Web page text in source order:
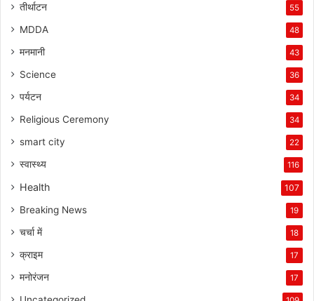
तीर्थाटन 55
MDDA 48
मनमानी 43
Science 36
पर्यटन 34
Religious Ceremony 34
smart city 22
स्वास्थ्य 116
Health 107
Breaking News 19
चर्चा में 18
क्राइम 17
मनोरंजन 17